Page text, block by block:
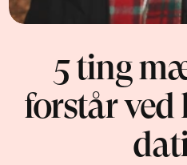
5 ting
forstår ved